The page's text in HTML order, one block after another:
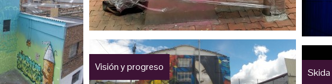
Visión y progreso Skida